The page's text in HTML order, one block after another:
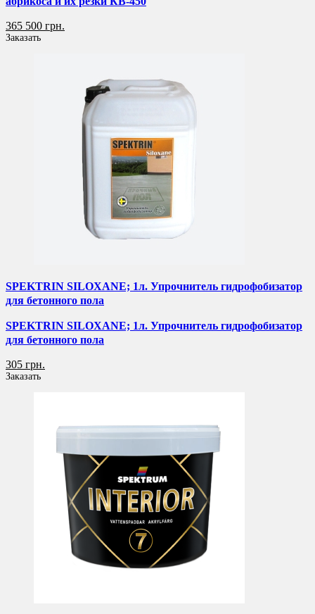
365 500 грн.
Заказать
SPEKTRIN SILOXANE; 1л. Упрочнитель гидрофобизатор
для бетонного пола
SPEKTRIN SILOXANE; 1л. Упрочнитель гидрофобизатор
для бетонного пола
305 грн.
Заказать